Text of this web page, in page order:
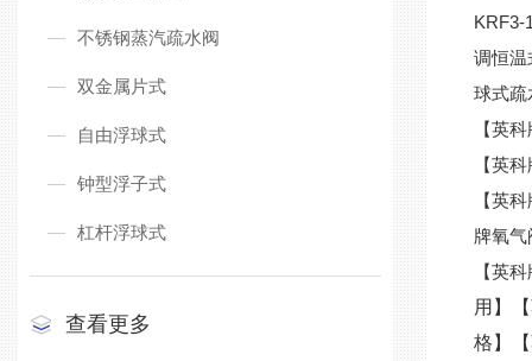
不锈钢蒸汽疏水阀
双金属片式
自由浮球式
钟型浮子式
杠杆浮球式
查看更多
KRF3-
调恒温
球式疏
【英
【英
【英
牌氧
【英
用】
格】